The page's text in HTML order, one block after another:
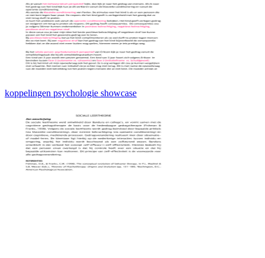
koppelingen psychologie showcase